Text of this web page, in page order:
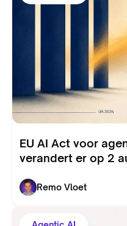
EU AI Act voor
verandert er op 2
Remo Vloet